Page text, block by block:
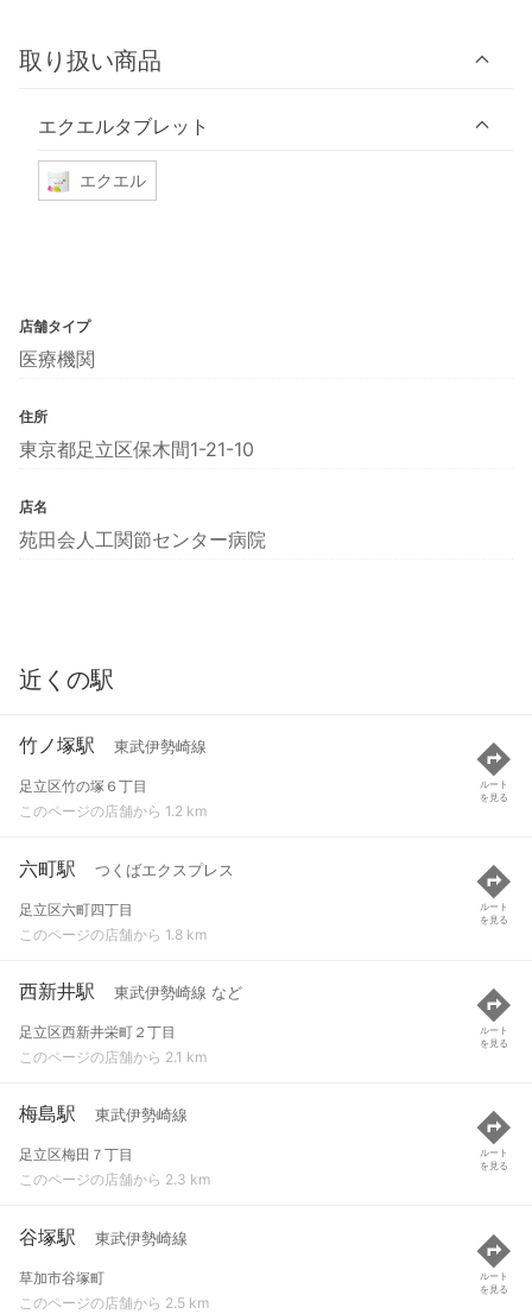
取り扱い商品
エクエルタブレット
エクエル
店舗タイプ
医療機関
住所
東京都足立区保木間1-21-10
店名
苑田会人工関節センター病院
近くの駅
竹ノ塚駅 東武伊勢崎線
足立区竹の塚６丁目
このページの店舗から 1.2 km
ルート
を見る
六町駅 つくばエクスプレス
足立区六町四丁目
このページの店舗から 1.8 km
ルート
を見る
西新井駅 東武伊勢崎線 など
足立区西新井栄町２丁目
このページの店舗から 2.1 km
ルート
を見る
梅島駅 東武伊勢崎線
足立区梅田７丁目
このページの店舗から 2.3 km
ルート
を見る
谷塚駅 東武伊勢崎線
草加市谷塚町
このページの店舗から 2.5 km
ルート
を見る